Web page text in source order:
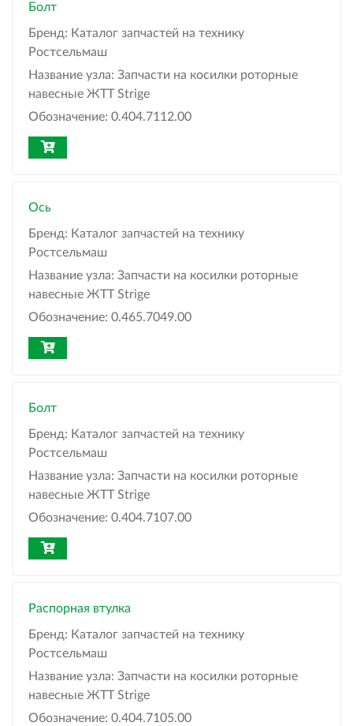
Болт
Бренд: Каталог запчастей на технику
Ростсельмаш
Название узла: Запчасти на косилки роторные
навесные ЖТТ Strige
Обозначение: 0.404.7112.00
Ось
Бренд: Каталог запчастей на технику
Ростсельмаш
Название узла: Запчасти на косилки роторные
навесные ЖТТ Strige
Обозначение: 0.465.7049.00
Болт
Бренд: Каталог запчастей на технику
Ростсельмаш
Название узла: Запчасти на косилки роторные
навесные ЖТТ Strige
Обозначение: 0.404.7107.00
Распорная втулка
Бренд: Каталог запчастей на технику
Ростсельмаш
Название узла: Запчасти на косилки роторные
навесные ЖТТ Strige
Обозначение: 0.404.7105.00